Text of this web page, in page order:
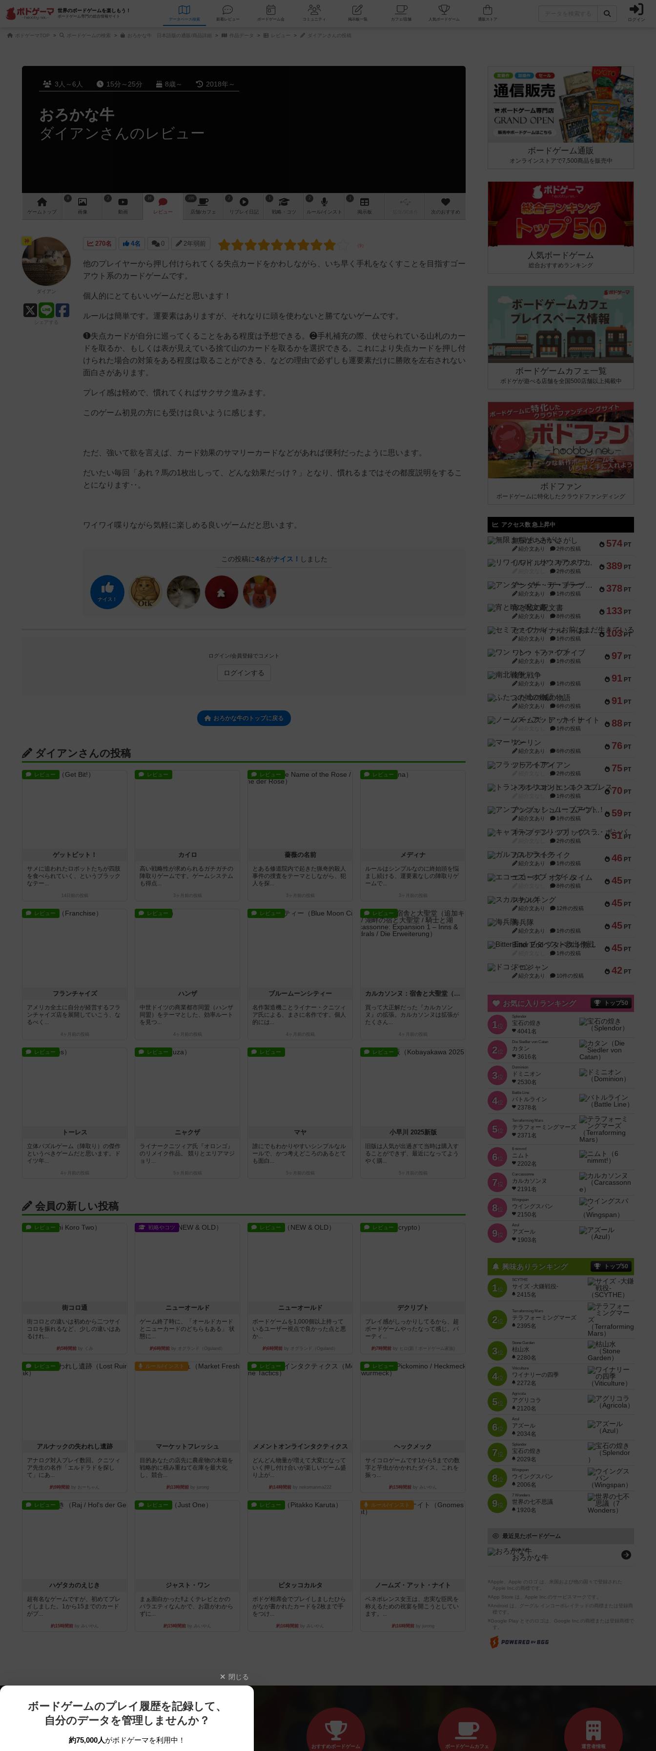
世界のボードゲームを楽しもう！
ボードゲーム専門の総合情報サイト
データベース 検索 新着レビュー ボードゲーム会 コミュニティ 掲示板一覧 カフェ/店舗 人気ボードゲーム ログイン
ボドゲーマTOP ボードゲームの検索 おろかな牛 日本語版の通販/商品詳細 作品データ レビュー ダイアンさんの投稿
3人～6人 15分～25分 8歳～ 2018年～
おろかな牛
ダイアンさんのレビュー
ゲーム トップ
8
画像
2
動画
16
レビュー
106
店舗/カフェ
2
リプレイ 日記
1
戦略 ・コツ
2
ルール/インスト
1
掲示板 次のおすすめ
270名 4名 0 2年弱前
他のプレイヤーから押し付けられてくる失点カードをかわしながら、いち早く手札をなくすことを目指すゴー
アウト系のカードゲームです。
個人的にとてもいいゲームだと思います！
ルールは簡単です。運要素はありますが、それなりに頭を使わないと勝てないゲームです。
❶失点カードが自分に巡ってくることをある程度は予想できる。❷手札補充の際、伏せられている山札のカー
ドを取るか、もしくは表が見えている捨て山のカードを取るかを選択できる。これにより失点カードを押し付
けられた場合の対策をある程度は取ることができる、などの理由で必ずしも運要素だけに勝敗を左右されない
面白さがあります。
プレイ感は軽めで、慣れてくればサクサク進みます。
このゲーム初見の方にも受けは良いように感じます。
ただ、強いて欲を言えば、カード効果のサマリーカードなどがあれば便利だったように思います。
だいたい毎回「あれ？馬の1枚出しって、どんな効果だっけ？」となり、慣れるまではその都度説明をするこ
とになります‥。
ワイワイ喋りながら気軽に楽しめる良いゲームだと思います。
この投稿に4名がナイス！ しました
ナイス！
神
ダイアン
シェアする
ログイン/会員登録でコメント
ログインする
おろかな牛のトップに戻る
ダイアンさんの投稿
レビュー
ゲットビット！
サメに追われたロボットたちが四肢
を食べられていく、というブラック
なテー...
14日前 の投稿
レビュー
カイロ
高い戦略性が求められるガチガチの
陣取りゲームです。ゲームシステム
も得点...
3ヶ月前 の投稿
レビュー
薔薇の名前
とある修道院内で起きた猟奇的殺人
事件の捜査をテーマとしながら、犯
人を探...
3ヶ月前 の投稿
レビュー
メディナ
ルールはシンプルなのに終始頭を悩
まし続ける、運要素なしの陣取りゲ
ームで...
3ヶ月前 の投稿
レビュー
フランチャイズ
アメリカ全土に自分が経営するフラ
ンチャイズ店を展開していこう、な
るべく...
4ヶ月前 の投稿
レビュー
ハンザ
中世ドイツの商業都市同盟（ハンザ
同盟）をテーマとした、効率ルート
を見つ...
4ヶ月前 の投稿
レビュー
ブルームーンシティー
名作製造機ことライナー・クニツィ
ア氏による、まさに名作です。個人
的には...
4ヶ月前 の投稿
レビュー
カルカソンヌ：宿舎と大聖堂（追加キット1） / 湖畔の宿と大聖堂 / 騎士と湖
買って大正解だった『カルカソン
ヌ』の拡張。カルカソンヌは拡張が
たくさん...
4ヶ月前 の投稿
レビュー
トーレス
立体パズルゲーム（陣取り）の傑作
というべきゲームだと思います。ド
イツ年...
4ヶ月前 の投稿
レビュー
ニャクザ
ライナークニツィア氏『オロンゴ』
のリメイク作品。 競りとエリアマジ
ョリ...
5ヶ月前 の投稿
レビュー
マヤ
誰にでもわかりやすいシンプルなル
ールで、かつ考えどころのあるとて
も面白...
5ヶ月前 の投稿
レビュー
小早川 2025新版
旧版は人気が出過ぎて当時は購入す
ることができず、最近になってよう
やく購...
5ヶ月前 の投稿
会員の新しい投稿
レビュー
街コロ通
街コロとの違いは初めから二つサイ
コロを振れるなど、少しの違いはあ
るけれ...
約5時間前by くみ
戦略やコツ
ニューオールド
ゲーム終了時に、「オールドカード
とニューカードのどちらもある」 状
態に...
約6時間前 by オグランド（Oguland）
レビュー
ニューオールド
ボードゲームを1,000個以上持って
いるユーザー視点で良かった点と悪
か...
約6時間前 by オグランド（Oguland）
レビュー
デクリプト
プレイ感がしっかりしてるから、超
ボードゲームやったなって感じ。パ
ーティ...
約7時間前by ヒロ(新！ボードゲーム家族)
レビュー
アルナックの失われし遺跡
アナログ対人プレイ数回。クニツィ
ア先生の名作「エルドラドを探し
て」にあ...
約9時間前 by おーちゃん
ルール/インスト
マーケットフレッシュ
目的あなたの店先に農産物の木箱を
戦略的に積み重ねて在庫を最大化
し、競合...
約13時間前by jurong
レビュー
メメントオンラインタクティクス
どんどん物量が増えて大変になって
いく押し付け合いが楽しいゲーム盛
り上が...
約14時間前 by nekomanma222
レビュー
ヘックメック
サイコロゲームです1から5までの数
字と芋虫がかかれたダイス。これを
振っ...
約15時間前 by みいやん
レビュー
ハゲタカのえじき
超有名なゲームですが、初めてプレ
イしました。1から15までのカード
がプ...
約15時間前 by みいやん
レビュー
ジャスト・ワン
まぁ面白かった‼️よくテレビとかの
バラエティなんかで、お題がわから
ずに...
約15時間前 by みいやん
レビュー
ピタッコカルタ
ボドゲ相席会でプレイしましたひら
がなが書かれたカードを2枚まで手
をつけ...
約16時間前 by みいやん
ルール/インスト
ノームズ・アット・ナイト
ベネボレンス女王は、忠実な臣民を
称えるための祝宴を開こうとしてい
ます。...
約16時間前by jurong
ボードゲーム通販
オンラインストアで7,500商品を販売中
人気ボードゲーム
総合おすすめランキング
ボードゲームカフェ一覧
ボドゲが遊べる店舗を全国500店舗以上掲載中
ボドファン
ボードゲームに特化したクラウドファンディング
アクセス数 急上昇中
574 PT
無限まちがいさがし
紹介文あり 2件の投稿
389 PT
リワイルド：サウスアメリカ
2件の投稿
378 PT
アンダー・ザ・テーブラー
紹介文あり 1件の投稿
133 PT
宵と暁の呪文書
紹介文あり 8件の投稿
103 PT
セミファイナル ～お前はまだ生きている～
紹介文あり 1件の投稿
97 PT
ワン・トゥ・ファイブ
紹介文あり 1件の投稿
91 PT
南北戦争
紹介文あり 1件の投稿
91 PT
ふたつの城の物語
紹介文あり 6件の投稿
88 PT
ノームズ・アット・ナイト
1件の投稿
76 PT
マーリン
紹介文あり 6件の投稿
75 PT
フラットアイアン
2件の投稿
70 PT
トランスオリエント・エクスプレス
1件の投稿
59 PT
アンブッシュ！：ムーブアウト！
紹介文あり 1件の投稿
51 PT
キャプテン・フリップ：イスラ・ボンバ
2件の投稿
46 PT
ガルフストライク
紹介文あり 1件の投稿
45 PT
エコーズ・オブ・タイム
8件の投稿
45 PT
スカルキング
紹介文あり 12件の投稿
45 PT
海兵隊
紹介文あり 1件の投稿
45 PT
Bitter End ブタペスト救出作戦
1件の投稿
42 PT
ドコジャン
紹介文あり 10件の投稿
お気に入りランキング トップ50
1位
Splendor
宝石の煌き
4041名
2位
Die Siedler von Catan
カタン
3616名
3位
Dominion
ドミニオン
2530名
4位
Battle Line
バトルライン
2378名
5位
Terraforming Mars
テラフォーミングマーズ
2371名
6位
6 nimmt!
ニムト
2202名
7位
Carcassonne
カルカソンヌ
2191名
8位
Wingspan
ウイングスパン
2150名
9位
Azul
アズール
1903名
興味ありランキング トップ50
1位
SCYTHE
サイズ -大鎌戦役-
2415名
2位
Terraforming Mars
テラフォーミングマーズ
2395名
3位
Stone Garden
枯山水
2280名
4位
Viticulture
ワイナリーの四季
2272名
5位
Agricola
アグリコラ
2120名
6位
Azul
アズール
2034名
7位
Splendor
宝石の煌き
2029名
8位
Wingspan
ウイングスパン
2006名
9位
7 Wonders
世界の七不思議
1920名
最近見たボードゲーム
Blöde Kuh
おろかな牛
※Apple、Apple のロゴ は、米国および他の国々で登録された
Apple Inc.の商標です。
※App Store は、Apple Inc.のサービスマークです。
※Android は、グーグル インコーポレイテッドの商標または登録商
標です。
※Google Play とそのロゴは、Google Inc.の商標または登録商標で
す。
閉じる
ボードゲームのプレイ履歴を記録して、
自分のデータを管理しませんか？
約75,000人がボドゲーマを利用中！
おすすめボードゲーム ボードゲームカフェ 運営者情報